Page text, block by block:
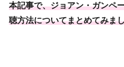
本記事で、ジョアン・ガンペ
聴方法についてまとめてみま